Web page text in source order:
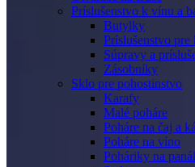
Príslušenstvo k vínu a
Butylky
Príslušenstvo pre
Súpravy a
Zásobníky
Sklo pre pohostinstvo
Karafy
Malé poháre
Poháre na čaj a
Poháre na víno
Poháriky na